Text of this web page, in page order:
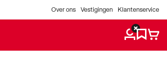
Over ons Vestigingen Klantenservice